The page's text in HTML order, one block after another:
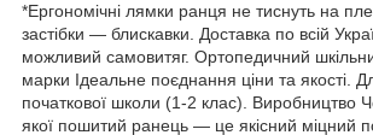
*Ергономічні лямки ранця не тиснуть на
застібки — блискавки. Доставка по всій
можливий самовитяг. Ортопедичний
марки Ідеальне поєднання ціни та якості.
початкової школи (1-2 клас). Виробництво
якої пошитий ранець — це якісний міцний